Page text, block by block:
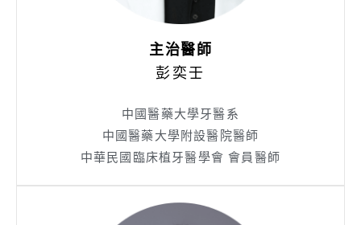
主治醫師
彭奕壬
中國醫藥大學牙醫系
中國醫藥大學附設醫院醫師
中華民國臨床植牙醫學會 會員醫師